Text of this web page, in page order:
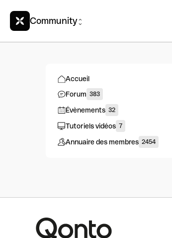
Community
Accueil
Forum 383
Évènements 32
Tutoriels vidéos 7
Annuaire des membres 2454